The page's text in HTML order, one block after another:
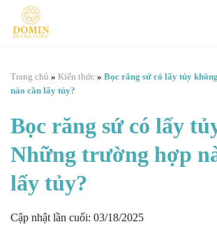
Chuyển
đến
Trang chủ » Kiến thức » Bọc răng sứ có lấy tủy
nào cần lấy tủy?
Bọc răng sứ có lấy
Những trường hợp
lấy tủy?
Cập nhật lần cuối: 03/18/2025